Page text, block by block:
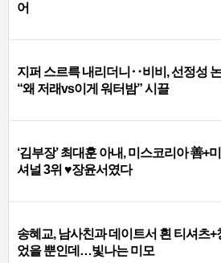
어
지퍼 스르륵 내리더니‥비비, 선정성
“왜 저래vs이게 워터밤” 시끌
‘김부장’ 최대훈 아내, 미스코리아 善+
셔널 3위 ♥장윤서였다
송혜교, 남사친과 데이트서 흰 티셔츠+
었을 뿐인데…빛나는 미모